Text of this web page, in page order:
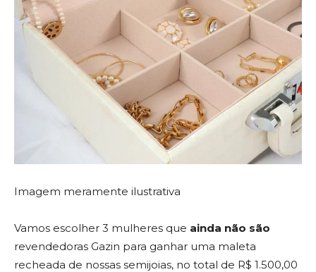
Imagem meramente ilustrativa
Vamos escolher 3 mulheres que ainda não são
revendedoras Gazin para ganhar uma maleta
recheada de nossas semijoias, no total de R$ 1.500,00